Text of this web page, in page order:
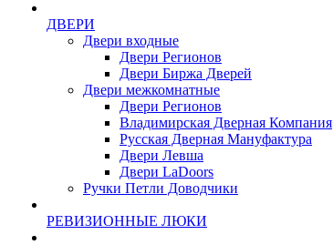
ДВЕРИ
Двери входные
Двери Регионов
Двери Биржа Дверей
Двери межкомнатные
Двери Регионов
Владимирская Дверная Компания
Русская Дверная Мануфактура
Двери Левша
Двери LaDoors
Ручки Петли Доводчики
РЕВИЗИОННЫЕ ЛЮКИ